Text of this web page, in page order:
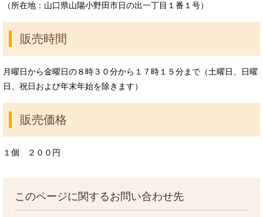
（所在地：山口県山陽小野田市日の出一丁目１番１号）
販売時間
月曜日から金曜日の８時３０分から１７時１５分まで（土曜日、日曜
日、祝日および年末年始を除きます）
販売価格
１個 ２００円
このページに関するお問い合わせ先